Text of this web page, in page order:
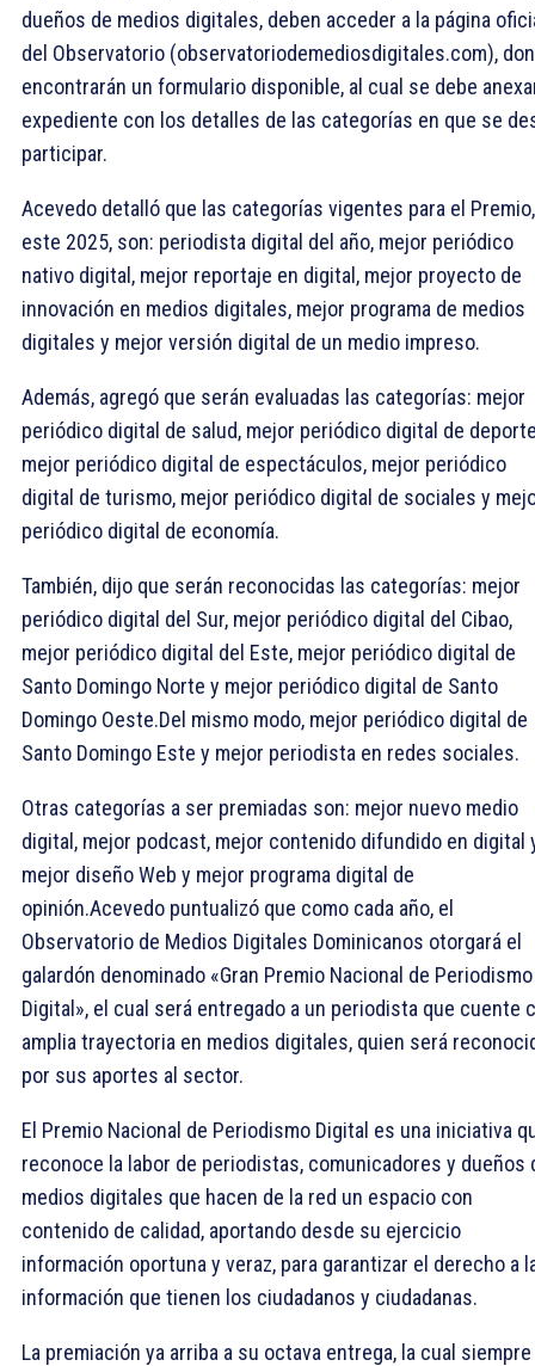
dueños de medios digitales, deben acceder a la página
del Observatorio (observatoriodemediosdigitales.com),
encontrarán un formulario disponible, al cual se debe
expediente con los detalles de las categorías en que se
participar.
Acevedo detalló que las categorías vigentes para el Premio,
este 2025, son: periodista digital del año, mejor periódico
nativo digital, mejor reportaje en digital, mejor proyecto de
innovación en medios digitales, mejor programa de medios
digitales y mejor versión digital de un medio impreso.
Además, agregó que serán evaluadas las categorías: mejor
periódico digital de salud, mejor periódico digital de
mejor periódico digital de espectáculos, mejor periódico
digital de turismo, mejor periódico digital de sociales y
periódico digital de economía.
También, dijo que serán reconocidas las categorías: mejor
periódico digital del Sur, mejor periódico digital del Cibao,
mejor periódico digital del Este, mejor periódico digital de
Santo Domingo Norte y mejor periódico digital de Santo
Domingo Oeste.Del mismo modo, mejor periódico digital de
Santo Domingo Este y mejor periodista en redes sociales.
Otras categorías a ser premiadas son: mejor nuevo medio
digital, mejor podcast, mejor contenido difundido en digital
mejor diseño Web y mejor programa digital de
opinión.Acevedo puntualizó que como cada año, el
Observatorio de Medios Digitales Dominicanos otorgará el
galardón denominado «Gran Premio Nacional de Periodismo
Digital», el cual será entregado a un periodista que cuente
amplia trayectoria en medios digitales, quien será
por sus aportes al sector.
El Premio Nacional de Periodismo Digital es una iniciativa
reconoce la labor de periodistas, comunicadores y dueños
medios digitales que hacen de la red un espacio con
contenido de calidad, aportando desde su ejercicio
información oportuna y veraz, para garantizar el derecho a
información que tienen los ciudadanos y ciudadanas.
La premiación ya arriba a su octava entrega, la cual